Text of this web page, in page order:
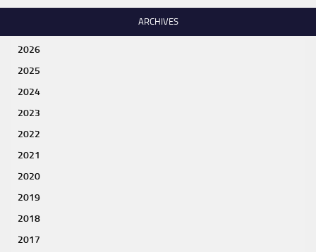
ARCHIVES
2026
2025
2024
2023
2022
2021
2020
2019
2018
2017